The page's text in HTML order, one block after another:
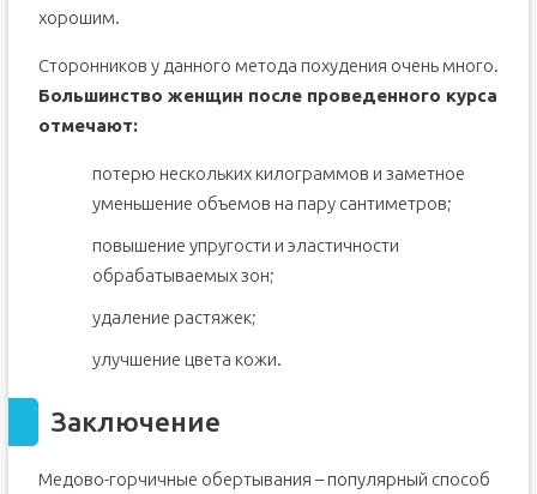
хорошим.
Сторонников у данного метода похудения очень много.
Большинство женщин после проведенного курса
отмечают:
потерю нескольких килограммов и заметное
уменьшение объемов на пару сантиметров;
повышение упругости и эластичности
обрабатываемых зон;
удаление растяжек;
улучшение цвета кожи.
Заключение
Медово-горчичные обертывания – популярный способ